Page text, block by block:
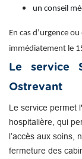
un conseil
En cas d’urgence
immédiatement le
Le service
Ostrevant
Le service permet
hospitalière, qui
l’accès aux soins,
fermeture des